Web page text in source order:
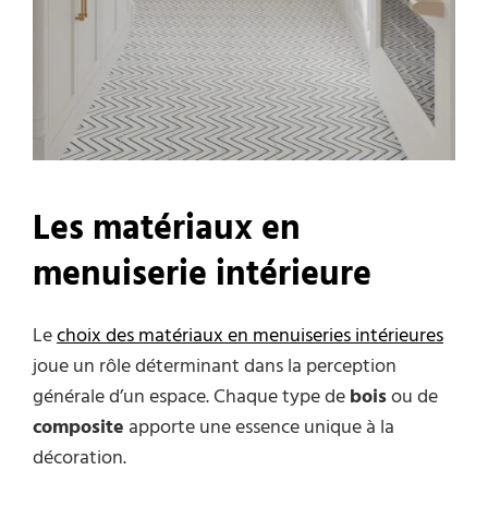
Les matériaux en
menuiserie intérieure
Lechoix des matériaux en menuiseries intérieures
joue un rôle déterminant dans la perception
générale d’un espace. Chaque type deboisou de
composite apporte une essence unique à la
décoration.